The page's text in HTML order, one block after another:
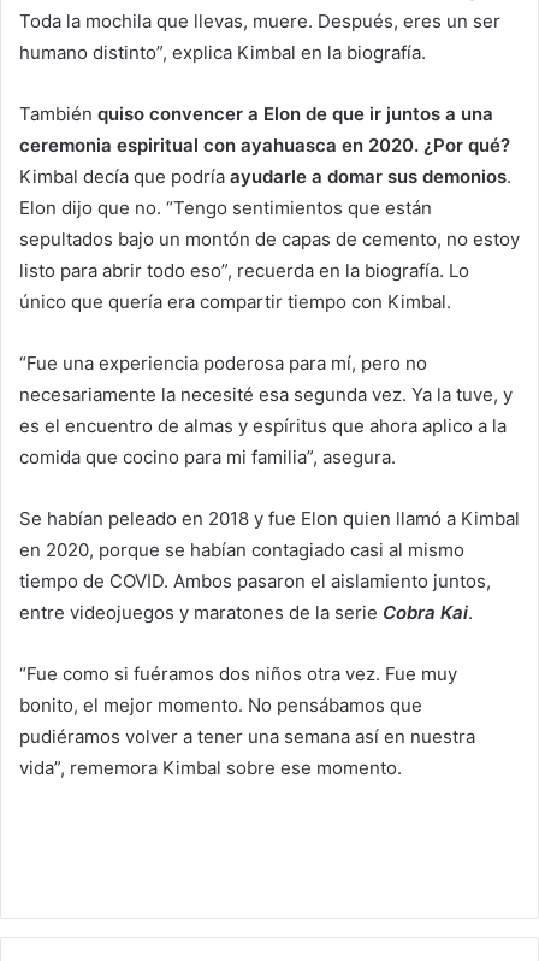
Toda la mochila que llevas, muere. Después, eres un ser
humano distinto”, explica Kimbal en la biografía.
También quiso convencer a Elon de que ir juntos a una
ceremonia espiritual con ayahuasca en 2020. ¿Por qué?
Kimbal decía que podría ayudarle a domar sus demonios.
Elon dijo que no. “Tengo sentimientos que están
sepultados bajo un montón de capas de cemento, no estoy
listo para abrir todo eso”, recuerda en la biografía. Lo
único que quería era compartir tiempo con Kimbal.
“Fue una experiencia poderosa para mí, pero no
necesariamente la necesité esa segunda vez. Ya la tuve, y
es el encuentro de almas y espíritus que ahora aplico a la
comida que cocino para mi familia”, asegura.
Se habían peleado en 2018 y fue Elon quien llamó a Kimbal
en 2020, porque se habían contagiado casi al mismo
tiempo de COVID. Ambos pasaron el aislamiento juntos,
entre videojuegos y maratones de la serie Cobra Kai.
“Fue como si fuéramos dos niños otra vez. Fue muy
bonito, el mejor momento. No pensábamos que
pudiéramos volver a tener una semana así en nuestra
vida”, rememora Kimbal sobre ese momento.